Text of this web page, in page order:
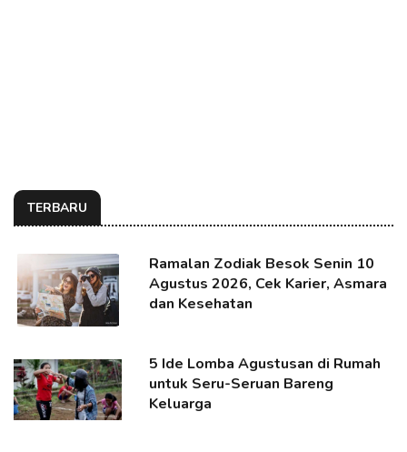
TERBARU
Ramalan Zodiak Besok Senin 10
Agustus 2026, Cek Karier, Asmara
dan Kesehatan
5 Ide Lomba Agustusan di Rumah
untuk Seru-Seruan Bareng
Keluarga